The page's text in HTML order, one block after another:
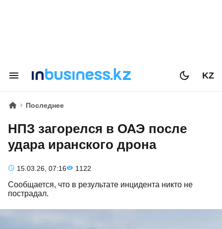
KZ
Последнее
НПЗ загорелся в ОАЭ после
удара иранского дрона
15.03.26, 07:16 1122
Сообщается, что в результате инцидента никто не
пострадал.